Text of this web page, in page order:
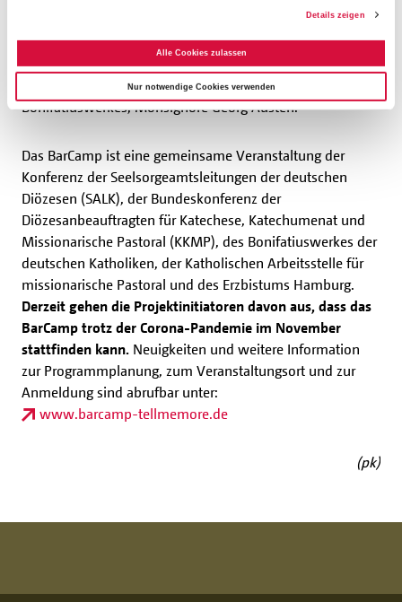
Details zeigen
Alle Cookies zulassen
Nur notwendige Cookies verwenden
Als Bonifatiuswerk unterstützen wir daher sehr gerne
dieses Projekt, da es unserer Auffassung nach,
zukunftsweisende Ansätze der Glaubenskommunikation
entwickeln kann", sagte der Generalsekretär des
Bonifatiuswerkes, Monsignore Georg Austen.
Das BarCamp ist eine gemeinsame Veranstaltung der
Konferenz der Seelsorgeamtsleitungen der deutschen
Diözesen (SALK), der Bundeskonferenz der
Diözesanbeauftragten für Katechese, Katechumenat und
Missionarische Pastoral (KKMP), des Bonifatiuswerkes der
deutschen Katholiken, der Katholischen Arbeitsstelle für
missionarische Pastoral und des Erzbistums Hamburg.
Derzeit gehen die Projektinitiatoren davon aus, dass das
BarCamp trotz der Corona-Pandemie im November
stattfinden kann. Neuigkeiten und weitere Information
zur Programmplanung, zum Veranstaltungsort und zur
Anmeldung sind abrufbar unter:
www.barcamp-tellmemore.de
(pk)